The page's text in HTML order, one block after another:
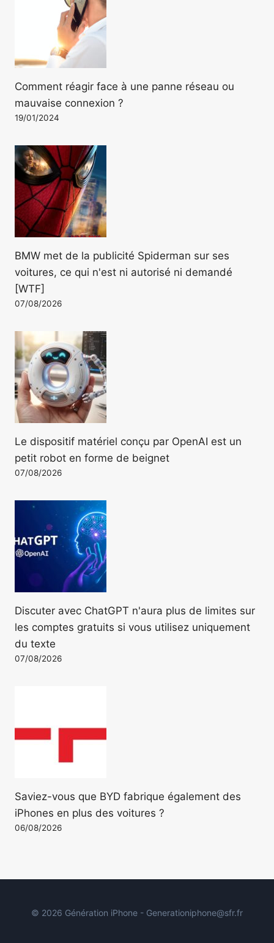
Comment réagir face à une panne réseau ou
mauvaise connexion ?
19/01/2024
BMW met de la publicité Spiderman sur ses
voitures, ce qui n'est ni autorisé ni demandé
[WTF]
07/08/2026
Le dispositif matériel conçu par OpenAI est un
petit robot en forme de beignet
07/08/2026
Discuter avec ChatGPT n'aura plus de limites sur
les comptes gratuits si vous utilisez uniquement
du texte
07/08/2026
Saviez-vous que BYD fabrique également des
iPhones en plus des voitures ?
06/08/2026
© 2026 Génération iPhone - Generationiphone@sfr.fr